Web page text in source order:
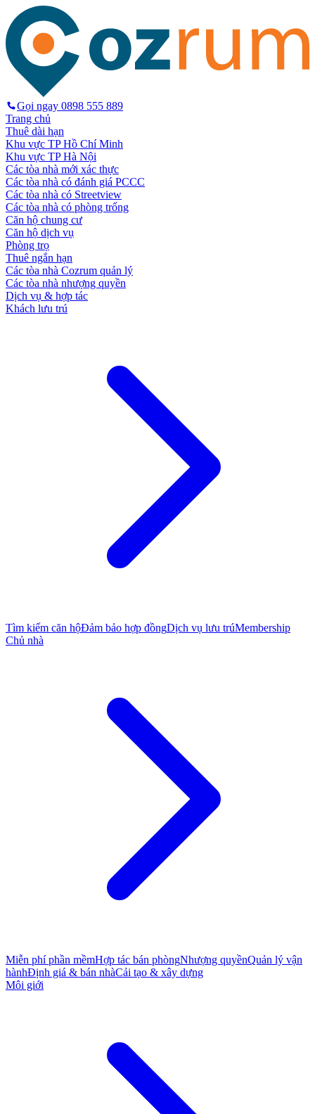
Gọi ngay 0898 555 889
Trang chủ
Thuê dài hạn
Khu vực TP Hồ Chí Minh
Khu vực TP Hà Nội
Các tòa nhà mới xác thực
Các tòa nhà có đánh giá PCCC
Các tòa nhà có Streetview
Các tòa nhà có phòng trống
Căn hộ chung cư
Căn hộ dịch vụ
Phòng trọ
Thuê ngắn hạn
Các tòa nhà Cozrum quản lý
Các tòa nhà nhượng quyền
Dịch vụ & hợp tác
Khách lưu trú
Tìm kiếm căn hộĐảm bảo hợp đồngDịch vụ lưu trúMembership
Chủ nhà
Miễn phí phần mềmHợp tác bán phòngNhượng quyềnQuản lý vận
hànhĐịnh giá & bán nhàCải tạo & xây dựng
Môi giới